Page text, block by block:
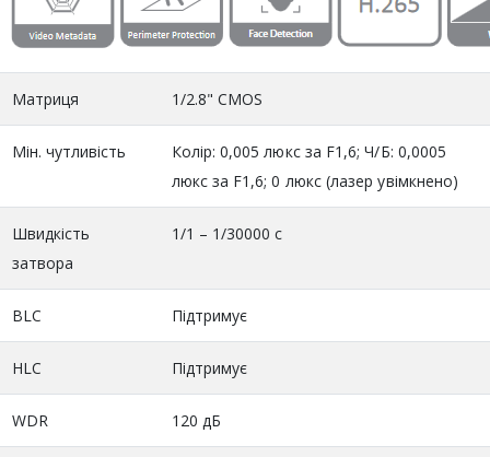
Матриця 1/2.8" CMOS
Мін. чутливість
Колір: 0,005 люкс за F1,6; Ч/Б: 0,0005
люкс за F1,6; 0 люкс (лазер увімкнено)
Швидкість
затвора
1/1 – 1/30000 с
BLC Підтримує
HLC Підтримує
WDR 120 дБ